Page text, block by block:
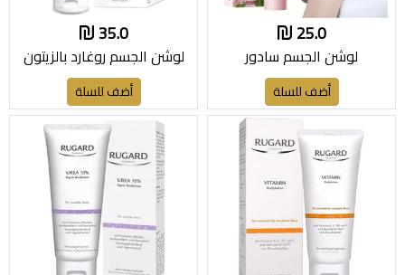
25.0
لوشن الجسم سادور
أضف للسلة
35.0
لوشن الجسم روغارد بالزيتون
أضف للسلة